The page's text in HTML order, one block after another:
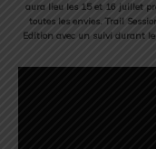
aura lieu les 15 et 16 juillet
toutes les envies. Trail
Edition avec un suivi durant